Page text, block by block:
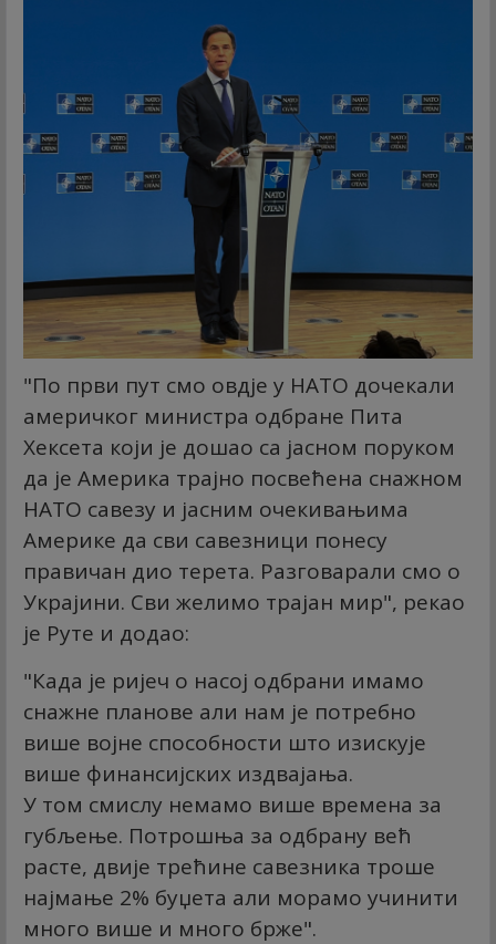
"По први пут смо овдје у НАТО дочекали
америчког министра одбране Пита
Хексета који је дошао са јасном поруком
да је Америка трајно посвећена снажном
НАТО савезу и јасним очекивањима
Америке да сви савезници понесу
правичан дио терета. Разговарали смо о
Украјини. Сви желимо трајан мир", рекао
је Руте и додао:
"Када је ријеч о насој одбрани имамо
снажне планове али нам је потребно
више војне способности што изискује
више финансијских издвајања.
У том смислу немамо више времена за
губљење. Потрошња за одбрану већ
расте, двије трећине савезника троше
најмање 2% буџета али морамо учинити
много више и много брже".